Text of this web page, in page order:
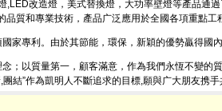
,LED改造燈，美式替換燈，大功率壁燈等產品通
質和專業技術，產品广泛應用於全國各項重點工
家專利。由於其節能，環保，新穎的優勢贏得國內
；以質量第一，顧客滿意，作為我們永恆不變的
結”作為凱明人不斷追求的目標,願與广大朋友携